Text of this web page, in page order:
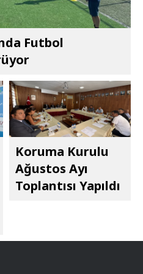
Futbol
Koruma Kurulu
Ağustos Ayı
Toplantısı Yapıldı